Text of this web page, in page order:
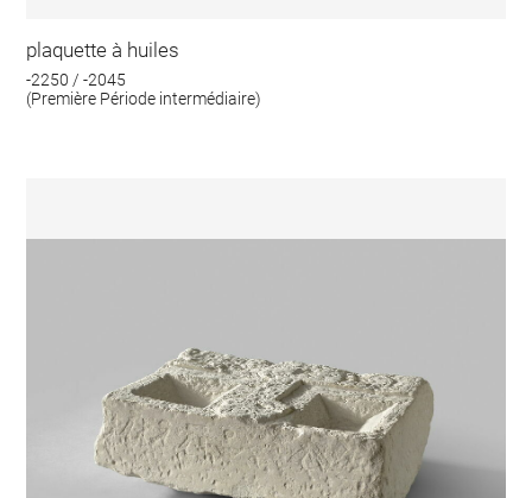
plaquette à huiles
-2250 / -2045
(Première Période intermédiaire)